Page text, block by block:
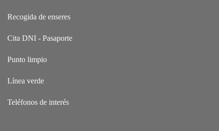
Recogida de enseres
Cita DNI - Pasaporte
Punto limpio
Línea verde
Teléfonos de interés